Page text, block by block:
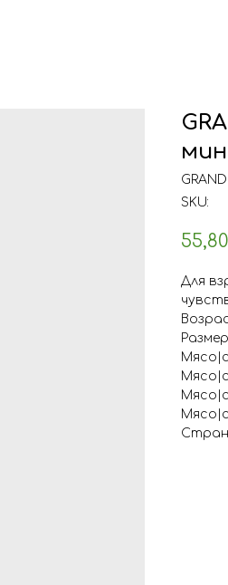
SKU:
55,80
Для